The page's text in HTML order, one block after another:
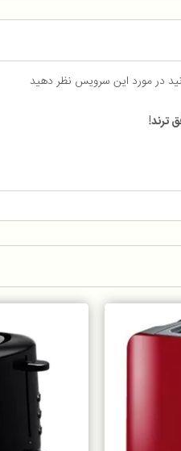
در مورد این سرویس نظر دهید
ترند!